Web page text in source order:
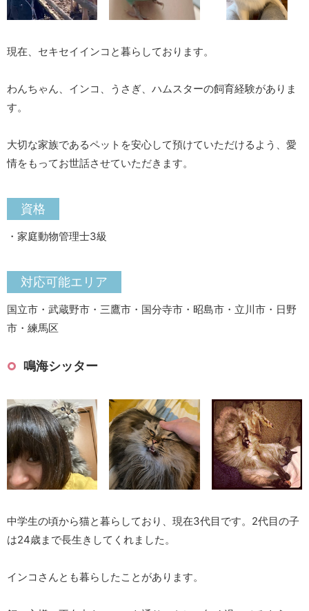
現在、セキセイインコと暮らしております。
わんちゃん、インコ、うさぎ、ハムスターの飼育経験がありま
す。
大切な家族であるペットを安心して預けていただけるよう、愛
情をもってお世話させていただきます。
資格
・家庭動物管理士3級
対応可能エリア
国立市・武蔵野市・三鷹市・国分寺市・昭島市・立川市・日野
市・練馬区
鳴海シッター
中学生の頃から猫と暮らしており、現在3代目です。2代目の子
は24歳まで長生きしてくれました。
インコさんとも暮らしたことがあります。